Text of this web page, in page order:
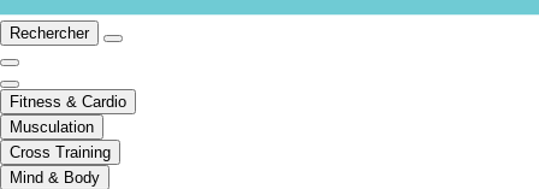
Rechercher
Fitness & Cardio
Musculation
Cross Training
Mind & Body